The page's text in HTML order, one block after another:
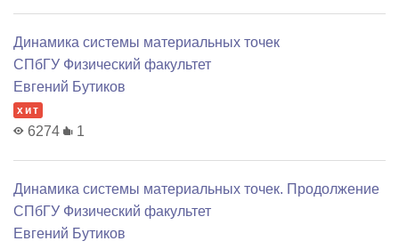
Динамика системы материальных точек
СПбГУ Физический факультет
Евгений Бутиков
хит
6274 1
Динамика системы материальных точек. Продолжение
СПбГУ Физический факультет
Евгений Бутиков